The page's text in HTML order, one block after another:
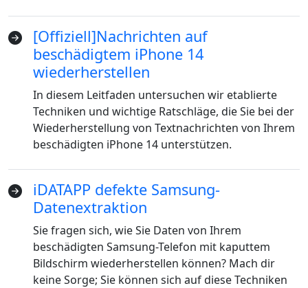
[Offiziell]Nachrichten auf
beschädigtem iPhone 14
wiederherstellen
In diesem Leitfaden untersuchen wir etablierte
Techniken und wichtige Ratschläge, die Sie bei der
Wiederherstellung von Textnachrichten von Ihrem
beschädigten iPhone 14 unterstützen.
iDATAPP defekte Samsung-
Datenextraktion
Sie fragen sich, wie Sie Daten von Ihrem
beschädigten Samsung-Telefon mit kaputtem
Bildschirm wiederherstellen können? Mach dir
keine Sorge; Sie können sich auf diese Techniken
Norsk
Suomalainen
Dansk
Ελληνικά
русский
हिंदी
தமிழ்
Bahasa Melayu
ไทย
한국어
Română
Polskie